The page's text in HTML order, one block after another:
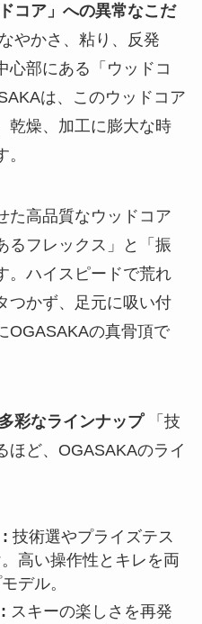
コア」への異常なこだ
やかさ、粘り、反発
心部にある「ウッドコ
は、このウッドコア
乾燥、加工に膨大な時
た高品質なウッドコア
るフレックス」と「振
。ハイスピードで荒れ
つかず、足元に吸い付
OGASAKAの真骨頂で
彩なラインナップ「技
ほど、OGASAKAのライ
: 技術選やプライズテス
高い操作性とキレを両
デル。
スキーの楽しさを再発